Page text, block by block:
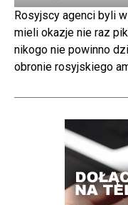
Rosyjscy agenci byli
mieli okazje nie raz
nikogo nie powinno
obronie rosyjskiego